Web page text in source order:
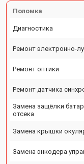
Поломка
Диагностика
Ремонт электронно-
Ремонт оптики
Ремонт датчика
Замена защёлки
отсека
Замена крышки
Замена энкодера